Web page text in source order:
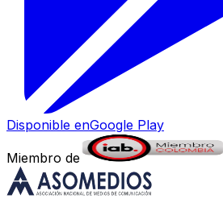
Disponible enGoogle Play
Miembro de